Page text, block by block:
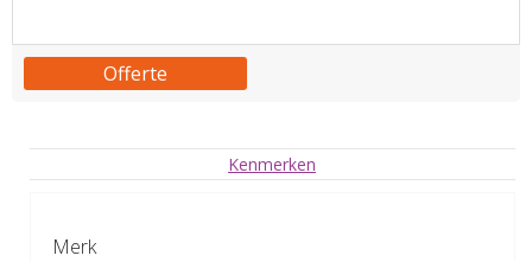
Offerte
Kenmerken
Merk